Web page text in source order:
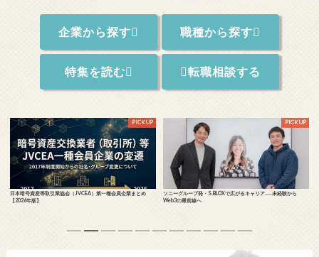
企業から探す 職種から探す
特集を読む 転職相談する
日本暗号資産等取引業協会（JVCEA）第一種会員企業まとめ
【2026年版】
ソニーグループ発・S.BLOXで広がるキャリア──未経験から
Web3の最前線へ